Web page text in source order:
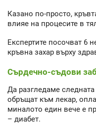
Казано по-просто,
влияе на процесите в
Експертите посочват 6
кръвна захар върху
Сърдечно-съдови
Да разгледаме
обръщат към лекар,
миналото един вече е
– диабет.